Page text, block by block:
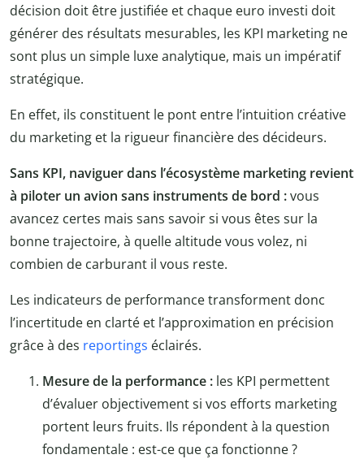
décision doit être justifiée et chaque euro investi doit
générer des résultats mesurables, les KPI marketing ne
sont plus un simple luxe analytique, mais un impératif
stratégique.
En effet, ils constituent le pont entre l’intuition créative
du marketing et la rigueur financière des décideurs.
Sans KPI, naviguer dans l’écosystème marketing revient
à piloter un avion sans instruments de bord :vous
avancez certes mais sans savoir si vous êtes sur la
bonne trajectoire, à quelle altitude vous volez, ni
combien de carburant il vous reste.
Les indicateurs de performance transforment donc
l’incertitude en clarté et l’approximation en précision
grâce à des reportings éclairés.
Mesure de la performance : les KPI permettent
d’évaluer objectivement si vos efforts marketing
portent leurs fruits. Ils répondent à la question
fondamentale : est-ce que ça fonctionne ?